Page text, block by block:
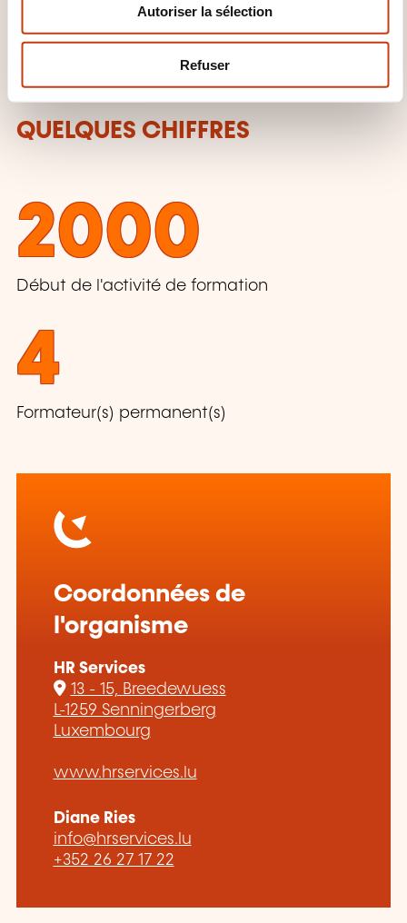
n
Autoriser la sélection
Refuser
Gestion d’entreprise, Ressources
humaines
QUELQUES CHIFFRES
2000
Début de l'activité de formation
4
Formateur(s) permanent(s)
Coordonnées de
l'organisme
HR Services
13 - 15, Breedewuess
L-1259 Senningerberg
Luxembourg
www.hrservices.lu
Diane Ries
info@hrservices.lu
+352 26 27 17 22